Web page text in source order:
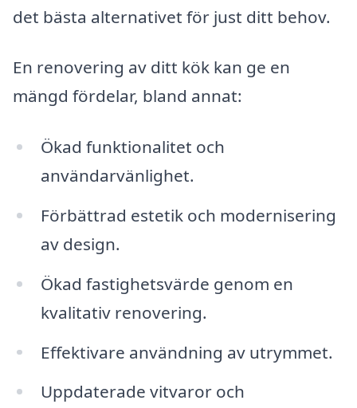
det bästa alternativet för just ditt behov.
En renovering av ditt kök kan ge en
mängd fördelar, bland annat:
Ökad funktionalitet och
användarvänlighet.
Förbättrad estetik och modernisering
av design.
Ökad fastighetsvärde genom en
kvalitativ renovering.
Effektivare användning av utrymmet.
Uppdaterade vitvaror och